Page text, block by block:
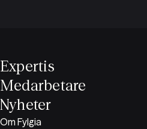
Expertis
Medarbetare
Nyheter
Om Fylgia